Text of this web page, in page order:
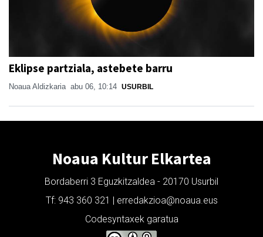
Eklipse partziala, astebete barru
Noaua Aldizkaria abu 06, 10:14 USURBIL
Noaua Kultur Elkartea
Bordaberri 3 Eguzkitzaldea - 20170 Usurbil
Tf: 943 360 321 | erredakzioa@noaua.eus
Codesyntaxek garatua